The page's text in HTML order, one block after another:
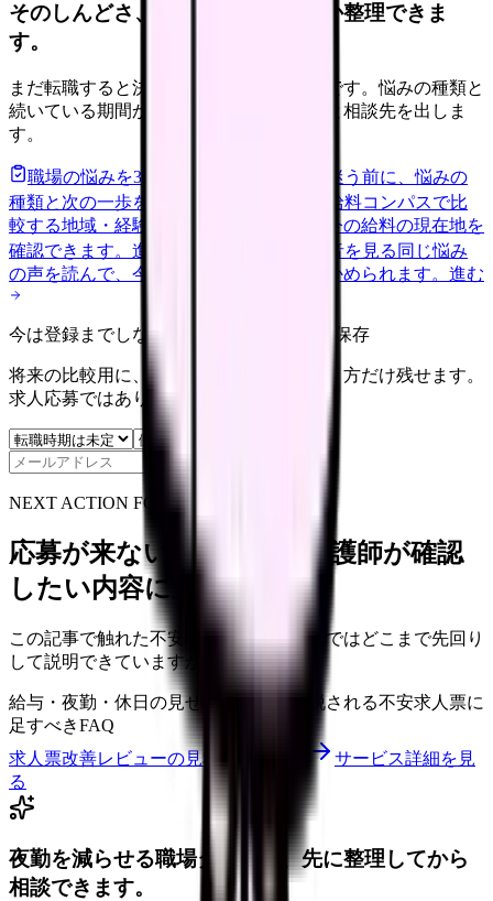
そのしんどさ、転職すべきサインか整理できま
す。
まだ転職すると決めていなくても大丈夫です。悩みの種類と
続いている期間から、次に見るべき記事と相談先を出しま
す。
職場の悩みを30秒で診断
辞めるべきか迷う前に、悩みの
種類と次の一歩を整理します。
給料コンパスで比
較する地域・経験年数・施設形態から、今の給料の現在地を
確認できます。 進む 匿名掲示板で本音を見る 同じ悩み
の声を読んで、今の職場だけの問題か確かめられます。 進む
今は登録までしない人向け: 希望条件だけ保存
将来の比較用に、転職時期と気になる働き方だけ残せます。
求人応募ではありません。
NEXT ACTION FOR CLINICS
応募が来ない求人票を、看護師が確認
したい内容に直せます
この記事で触れた不安を、自院の求人票ではどこまで先回り
して説明できていますか？
給与・夜勤・休日の見せ方 応募前に離脱される不安求人票に
足すべきFAQ
求人票改善レビューの見積もりを依頼
サービス詳細を見
る
夜勤を減らせる職場タイプを、先に整理してから
相談できます。